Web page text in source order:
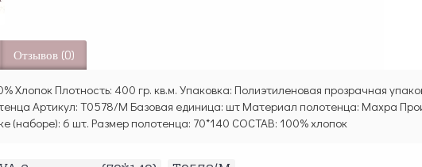
Отзывов (0)
Хлопок Плотность: 400 гр. кв.м. Упаковка: Полиэтиленовая прозрачная
Артикул: T0578/M Базовая единица: шт Материал полотенца: Махра
(наборе): 6 шт. Размер полотенца: 70*140 СОСТАВ: 100% хлопок